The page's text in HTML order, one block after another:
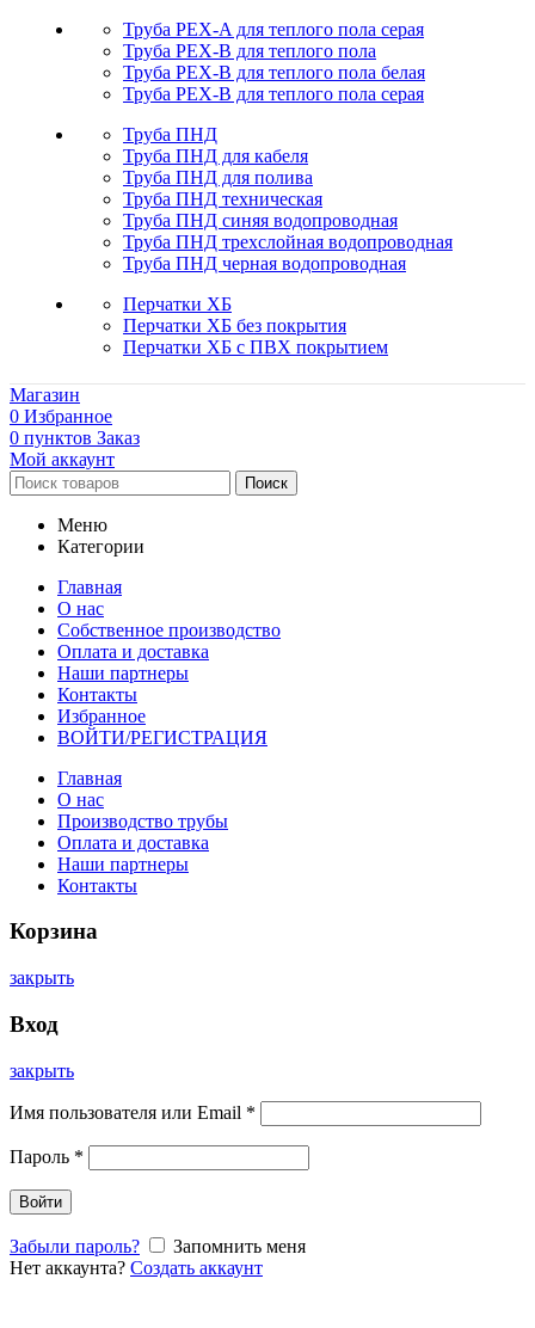
Труба PEX-A для теплого пола серая
Труба PEX-B для теплого пола
Труба PEX-B для теплого пола белая
Труба PEX-B для теплого пола серая
Труба ПНД
Труба ПНД для кабеля
Труба ПНД для полива
Труба ПНД техническая
Труба ПНД синяя водопроводная
Труба ПНД трехслойная водопроводная
Труба ПНД черная водопроводная
Перчатки ХБ
Перчатки ХБ без покрытия
Перчатки ХБ с ПВХ покрытием
Магазин
0 Избранное
0 пунктов Заказ
Мой аккаунт
Поиск
Меню
Категории
Главная
О нас
Собственное производство
Оплата и доставка
Наши партнеры
Контакты
Избранное
ВОЙТИ/РЕГИСТРАЦИЯ
Главная
О нас
Производство трубы
Оплата и доставка
Наши партнеры
Контакты
Корзина
закрыть
Вход
закрыть
Имя пользователя или Email *
Пароль *
Войти
Забыли пароль?
Запомнить меня
Нет аккаунта? Создать аккаунт